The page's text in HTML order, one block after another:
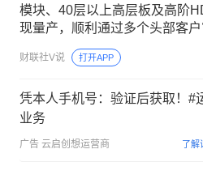
模块、40层以上高层板及高阶
现量产，顺利通过多个头部客户
核，这家公司深耕汽车电子与AI
领域
财联社V说 打开APP
凭本人手机号：验证后获取！#
业务
广告 云启创想运营商 了解